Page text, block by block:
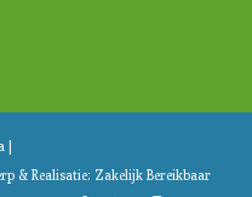
|
& Realisatie: Zakelijk Bereikbaar